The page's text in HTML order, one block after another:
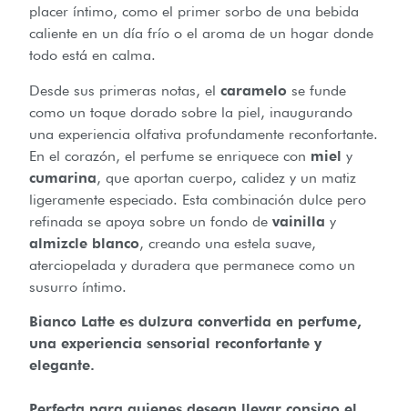
placer íntimo, como el primer sorbo de una bebida
caliente en un día frío o el aroma de un hogar donde
todo está en calma.
Desde sus primeras notas, el caramelo se funde
como un toque dorado sobre la piel, inaugurando
una experiencia olfativa profundamente reconfortante.
En el corazón, el perfume se enriquece con miel y
cumarina, que aportan cuerpo, calidez y un matiz
ligeramente especiado. Esta combinación dulce pero
refinada se apoya sobre un fondo de vainilla y
almizcle blanco, creando una estela suave,
aterciopelada y duradera que permanece como un
susurro íntimo.
Bianco Latte es dulzura convertida en perfume,
una experiencia sensorial reconfortante y
elegante.